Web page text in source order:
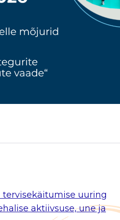
tervisekäitumise uuring
aktiivsuse, une ja